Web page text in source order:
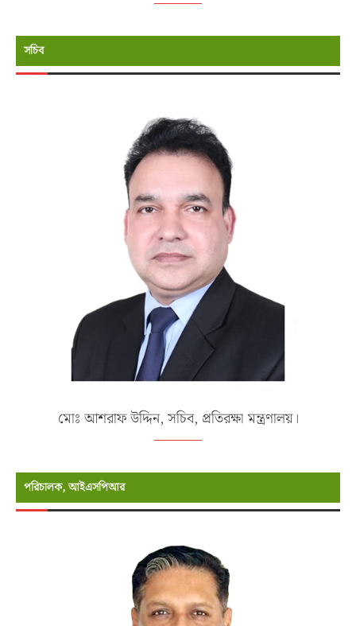
সচিব
মোঃ আশরাফ উদ্দিন, সচিব, প্রতিরক্ষা মন্ত্রণালয়।
পরিচালক, আইএসপিআর